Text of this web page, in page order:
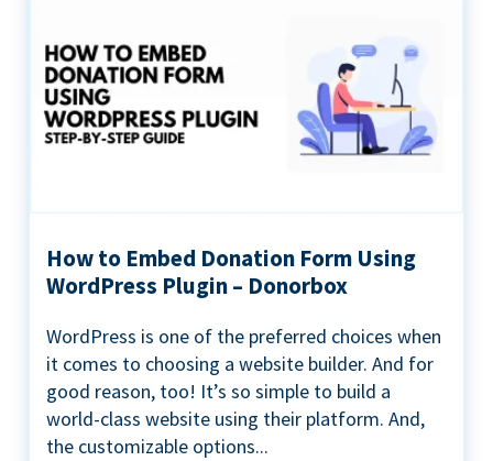
How to Embed Donation Form Using
WordPress Plugin – Donorbox
WordPress is one of the preferred choices when
it comes to choosing a website builder. And for
good reason, too! It’s so simple to build a
world-class website using their platform. And,
the customizable options...